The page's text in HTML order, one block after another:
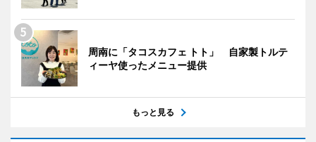
周南に「タコスカフェ トト」 自家製トルテ
ィーヤ使ったメニュー提供
もっと見る